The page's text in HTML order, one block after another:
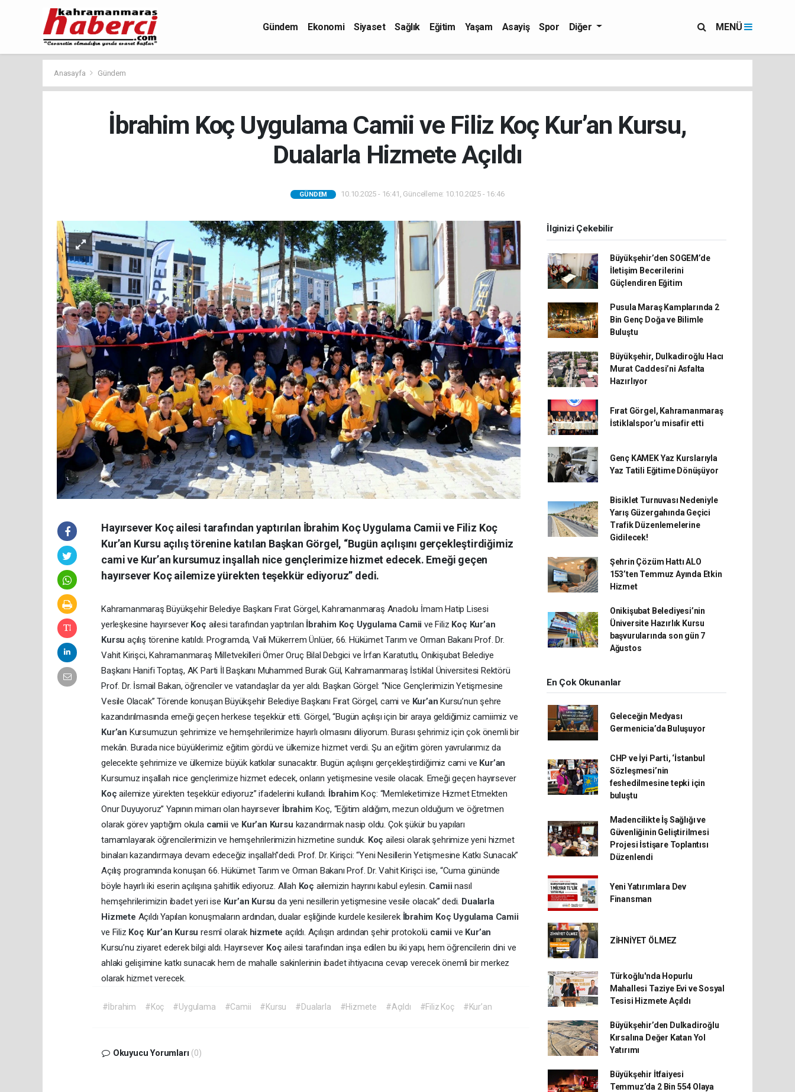
Gündem Ekonomi Siyaset Sağlık Eğitim Yaşam Asayiş Spor Diğer MENÜ
Anasayfa Gündem
İbrahim Koç Uygulama Camii ve Filiz Koç Kur’an Kursu,
Dualarla Hizmete Açıldı
GÜNDEM 10.10.2025 - 16:41, Güncelleme: 10.10.2025 - 16:46
Hayırsever Koç ailesi tarafından yaptırılan İbrahim Koç Uygulama Camii ve Filiz Koç
Kur’an Kursu açılış törenine katılan Başkan Görgel, “Bugün açılışını gerçekleştirdiğimiz
cami ve Kur’an kursumuz inşallah nice gençlerimize hizmet edecek. Emeği geçen
hayırsever Koç ailemize yürekten teşekkür ediyoruz” dedi.
Kahramanmaraş Büyükşehir Belediye Başkanı Fırat Görgel, Kahramanmaraş Anadolu İmam Hatip Lisesi
yerleşkesine hayırsever Koç ailesi tarafından yaptırılan İbrahim Koç Uygulama Camii ve Filiz Koç Kur’an
Kursu açılış törenine katıldı. Programda, Vali Mükerrem Ünlüer, 66. Hükümet Tarım ve Orman Bakanı Prof. Dr.
Vahit Kirişci, Kahramanmaraş Milletvekilleri Ömer Oruç Bilal Debgici ve İrfan Karatutlu, Onikişubat Belediye
Başkanı Hanifi Toptaş, AK Parti İl Başkanı Muhammed Burak Gül, Kahramanmaraş İstiklal Üniversitesi Rektörü
Prof. Dr. İsmail Bakan, öğrenciler ve vatandaşlar da yer aldı. Başkan Görgel: “Nice Gençlerimizin Yetişmesine
Vesile Olacak” Törende konuşan Büyükşehir Belediye Başkanı Fırat Görgel, cami ve Kur’anKursu’nun şehre
kazandırılmasında emeği geçen herkese teşekkür etti. Görgel, “Bugün açılışı için bir araya geldiğimiz camiimiz ve
Kur’an Kursumuzun şehrimize ve hemşehrilerimize hayırlı olmasını diliyorum. Burası şehrimiz için çok önemli bir
mekân. Burada nice büyüklerimiz eğitim gördü ve ülkemize hizmet verdi. Şu an eğitim gören yavrularımız da
gelecekte şehrimize ve ülkemize büyük katkılar sunacaktır. Bugün açılışını gerçekleştirdiğimiz cami ve Kur’an
Kursumuz inşallah nice gençlerimize hizmet edecek, onların yetişmesine vesile olacak. Emeği geçen hayırsever
Koçailemize yürekten teşekkür ediyoruz” ifadelerini kullandı. İbrahimKoç: “Memleketimize Hizmet Etmekten
Onur Duyuyoruz” Yapının mimarı olan hayırsever İbrahim Koç, “Eğitim aldığım, mezun olduğum ve öğretmen
olarak görev yaptığım okula camii ve Kur’an Kursu kazandırmak nasip oldu. Çok şükür bu yapıları
tamamlayarak öğrencilerimizin ve hemşehrilerimizin hizmetine sunduk. Koçailesi olarak şehrimize yeni hizmet
binaları kazandırmaya devam edeceğiz inşallah”dedi. Prof. Dr. Kirişci: “Yeni Nesillerin Yetişmesine Katkı Sunacak”
Açılış programında konuşan 66. Hükümet Tarım ve Orman Bakanı Prof. Dr. Vahit Kirişci ise, “Cuma gününde
böyle hayırlı iki eserin açılışına şahitlik ediyoruz. Allah Koç ailemizin hayrını kabul eylesin. Camiinasıl
hemşehrilerimizin ibadet yeri ise Kur’an Kursuda yeni nesillerin yetişmesine vesile olacak” dedi. Dualarla
Hizmete Açıldı Yapılan konuşmaların ardından, dualar eşliğinde kurdele kesilerek İbrahim Koç Uygulama Camii
ve Filiz Koç Kur’an Kursuresmî olarak hizmeteaçıldı. Açılışın ardından şehir protokolü camii ve Kur’an
Kursu’nu ziyaret ederek bilgi aldı. Hayırsever Koçailesi tarafından inşa edilen bu iki yapı, hem öğrencilerin dini ve
ahlaki gelişimine katkı sunacak hem de mahalle sakinlerinin ibadet ihtiyacına cevap verecek önemli bir merkez
olarak hizmet verecek.
#İbrahim #Koç #Uygulama #Camii #Kursu #Dualarla #Hizmete #Açıldı #Filiz Koç #Kur’an
Okuyucu Yorumları (0)
İlginizi Çekebilir
Büyükşehir’den SOGEM’de
İletişim Becerilerini
Güçlendiren Eğitim
Pusula Maraş Kamplarında 2
Bin Genç Doğa ve Bilimle
Buluştu
Büyükşehir, Dulkadiroğlu Hacı
Murat Caddesi’ni Asfalta
Hazırlıyor
Fırat Görgel, Kahramanmaraş
İstiklalspor’u misafir etti
Genç KAMEK Yaz Kurslarıyla
Yaz Tatili Eğitime Dönüşüyor
Bisiklet Turnuvası Nedeniyle
Yarış Güzergahında Geçici
Trafik Düzenlemelerine
Gidilecek!
Şehrin Çözüm Hattı ALO
153’ten Temmuz Ayında Etkin
Hizmet
Onikişubat Belediyesi’nin
Üniversite Hazırlık Kursu
başvurularında son gün 7
Ağustos
En Çok Okunanlar
Geleceğin Medyası
Germenicia’da Buluşuyor
CHP ve İyi Parti, ‘İstanbul
Sözleşmesi’nin
feshedilmesine tepki için
buluştu
Madencilikte İş Sağlığı ve
Güvenliğinin Geliştirilmesi
Projesi İstişare Toplantısı
Düzenlendi
Yeni Yatırımlara Dev
Finansman
ZİHNİYET ÖLMEZ
Türkoğlu'nda Hopurlu
Mahallesi Taziye Evi ve Sosyal
Tesisi Hizmete Açıldı
Büyükşehir’den Dulkadiroğlu
Kırsalına Değer Katan Yol
Yatırımı
Büyükşehir İtfaiyesi
Temmuz’da 2 Bin 554 Olaya